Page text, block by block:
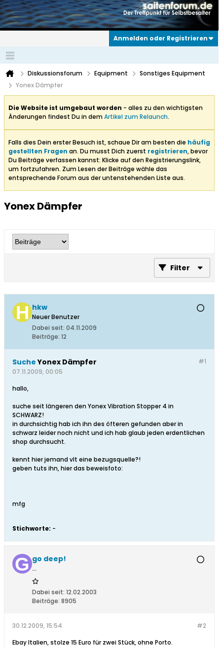
Anmelden oder Registrieren
Diskussionsforum Equipment
Sonstiges Equipment
Yonex Dämpfer
Die Website ist umgebaut worden - alles zu den wichtigsten
Änderungen findest Du in demArtikel zum Relaunch.
Falls dies Dein erster Besuch ist, schaue Dir am besten die häufig
gestellten Fragen an. Du musst Dich zuerst registrieren, bevor
Du Beiträge verfassen kannst: Klicke auf den Registrierungslink,
um fortzufahren. Zum Lesen der Beiträge wähle das
entsprechende Forum aus der untenstehenden Liste aus.
Yonex Dämpfer
Filter
hkw
Neuer Benutzer
Dabei seit: 04.11.2009
Beiträge: 12
#1
SucheYonex Dämpfer
07.11.2009, 00:05
hallo,
suche seit längeren den Yonex Vibration Stopper 4 in
SCHWARZ!
in durchsichtig hab ich ihn des öfteren gefunden aber in
schwarz leider noch nicht und ich hab glaub jeden erdentlichen
shop durchsucht.
kennt hier jemand vlt eine bezugsquelle?!
geben tuts ihn, hier das beweisfoto:
mfg
Stichworte: -
go deep!
...
Dabei seit: 12.02.2003
Beiträge: 8905
#2
30.12.2009, 15:54
Ebay Italien, stolze 15 Euro für zwei Stück, ohne Porto.